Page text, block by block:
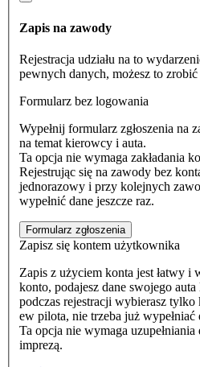
Zapis na zawody
Rejestracja udziału na to
pewnych danych, możesz to
Formularz bez logowania
Wypełnij formularz zgłoszenia na
na temat kierowcy i auta.
Ta opcja nie wymaga zakładania
Rejestrując się na zawody bez
jednorazowy i przy kolejnych
wypełnić dane jeszcze raz.
Formularz zgłoszenia
Zapisz się kontem użytkownika
Zapis z użyciem konta jest łatwy i
konto, podajesz dane swojego auta
podczas rejestracji wybierasz tylko
ew pilota, nie trzeba już wypełniać
Ta opcja nie wymaga uzupełniania
imprezą.